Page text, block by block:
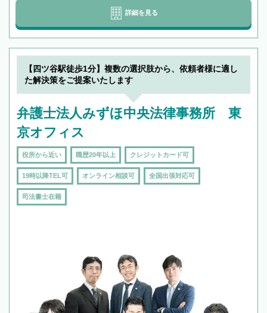
詳細を見る
【四ツ谷駅徒歩1分】複数の選択肢から、依頼者様に適し
た解決策をご提案いたします
弁護士法人みずほ中央法律事務所 東
京オフィス
役所から近い 職歴20年以上 クレジットカード可
19時以降TEL可 オンライン相談可 全国出張対応可
司法書士在籍